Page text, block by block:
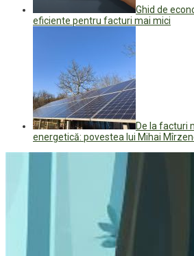
Ghid de
eficiente pentru facturi mai mici
De la facturi
energetică: povestea lui Mihai